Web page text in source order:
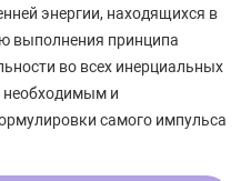
энергии, находящихся в
выполнения принципа
во всех инерциальных
необходимым и
самого импульса